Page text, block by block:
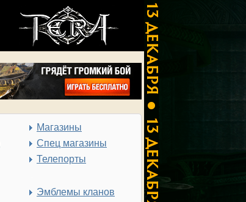
Магазины
Спец магазины
Телепорты
Эмблемы кланов